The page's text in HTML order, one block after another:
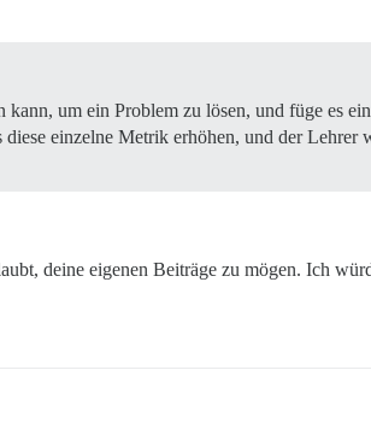
um ein Problem zu lösen, und füge es
einzelne Metrik erhöhen, und der Lehrer
deine eigenen Beiträge zu mögen. Ich